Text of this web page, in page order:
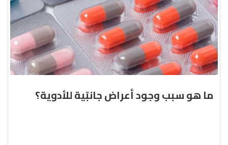
ما هو سبب وجود أعراض جانبّية للأدوية؟